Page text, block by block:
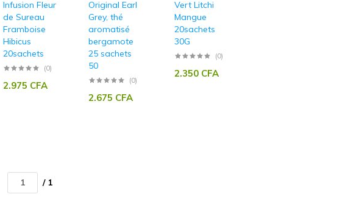
Infusion Fleur
de Sureau
Framboise
Hibicus
20sachets
(0)
2.975 CFA
Original Earl
Grey, thé
aromatisé
bergamote
25 sachets
50
(0)
2.675 CFA
Vert Litchi
Mangue
20sachets
30G
(0)
2.350 CFA
/ 1